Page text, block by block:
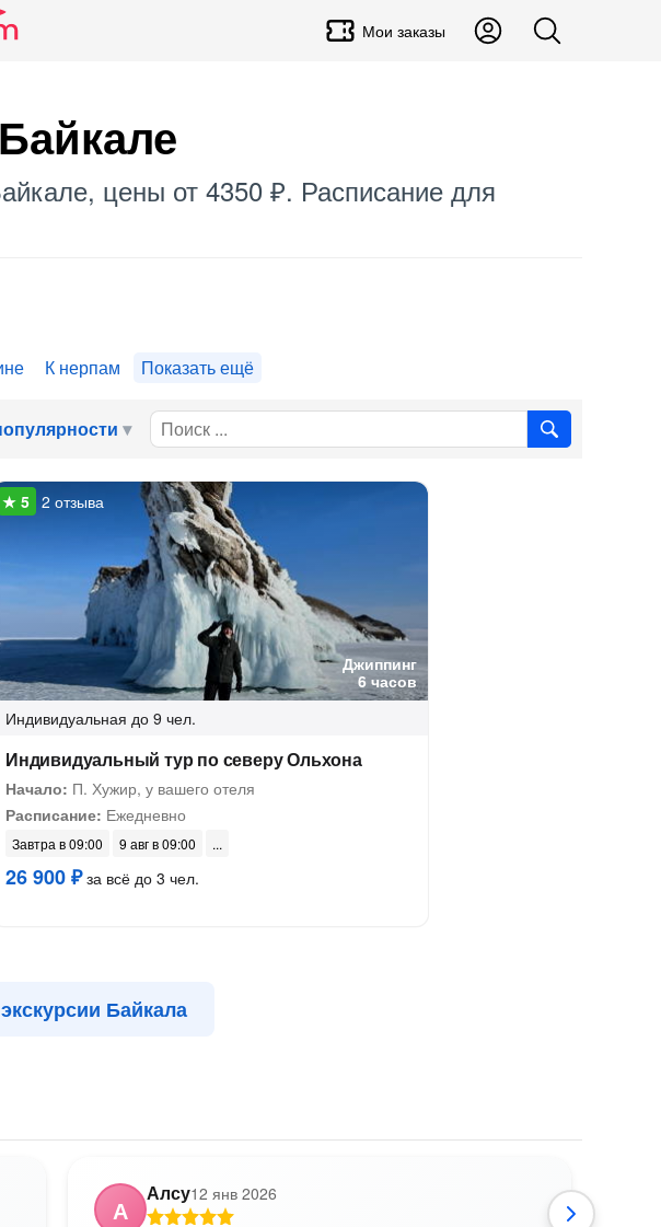
Мои заказы
цены от 4350 ₽. Расписание для
К нерпам Показать ещё
Джиппинг
6 часов
2 отзыва
Индивидуальная до 9 чел.
Индивидуальный тур по северу Ольхона
Начало: П. Хужир, у вашего отеля
Расписание: Ежедневно
Завтра в 09:00 9 авг в 09:00
26 900 ₽за всё до 3 чел.
Байкала
А
Алсу12 янв 2026